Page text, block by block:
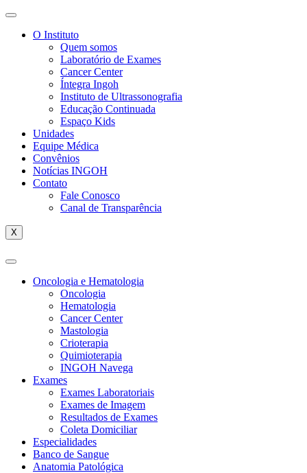
O Instituto
Quem somos
Laboratório de Exames
Cancer Center
Íntegra Ingoh
Instituto de Ultrassonografia
Educação Continuada
Espaço Kids
Unidades
Equipe Médica
Convênios
Notícias INGOH
Contato
Fale Conosco
Canal de Transparência
X
Oncologia e Hematologia
Oncologia
Hematologia
Cancer Center
Mastologia
Crioterapia
Quimioterapia
INGOH Navega
Exames
Exames Laboratoriais
Exames de Imagem
Resultados de Exames
Coleta Domiciliar
Especialidades
Banco de Sangue
Anatomia Patológica